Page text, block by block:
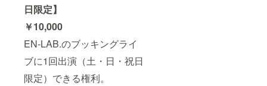
日限定】
￥10,000
EN-LAB.のブッキングライ
ブに1回出演（土・日・祝日
限定）できる権利。